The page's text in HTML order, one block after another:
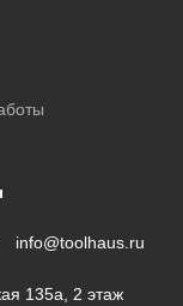
info@toolhaus.ru
135а, 2 этаж